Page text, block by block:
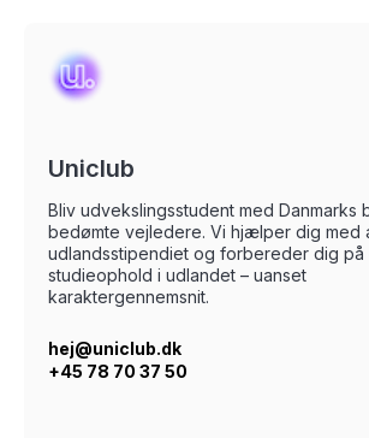
Uniclub
Bliv udvekslingsstudent med Danmarks
bedømte vejledere. Vi hjælper dig med
udlandsstipendiet og forbereder dig på
studieophold i udlandet – uanset
karaktergennemsnit.
hej@uniclub.dk
+45 78 70 37 50